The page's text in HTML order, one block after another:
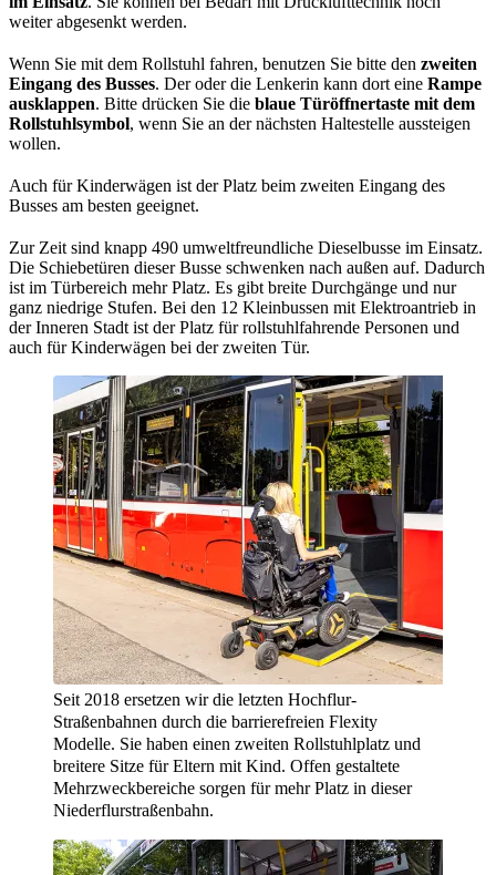
weiter abgesenkt werden.
Wenn Sie mit dem Rollstuhl fahren, benutzen Sie bitte den zweiten
Eingang des Busses. Der oder die Lenkerin kann dort eine Rampe
ausklappen. Bitte drücken Sie die blaue Türöffnertaste mit dem
Rollstuhlsymbol, wenn Sie an der nächsten Haltestelle aussteigen
wollen.
Auch für Kinderwägen ist der Platz beim zweiten Eingang des
Busses am besten geeignet.
Zur Zeit sind knapp 490 umweltfreundliche Dieselbusse im Einsatz.
Die Schiebetüren dieser Busse schwenken nach außen auf. Dadurch
ist im Türbereich mehr Platz. Es gibt breite Durchgänge und nur
ganz niedrige Stufen. Bei den 12 Kleinbussen mit Elektroantrieb in
der Inneren Stadt ist der Platz für rollstuhlfahrende Personen und
auch für Kinderwägen bei der zweiten Tür.
Seit 2018 ersetzen wir die letzten Hochflur-
Straßenbahnen durch die barrierefreien Flexity
Modelle. Sie haben einen zweiten Rollstuhlplatz und
breitere Sitze für Eltern mit Kind. Offen gestaltete
Mehrzweckbereiche sorgen für mehr Platz in dieser
Niederflurstraßenbahn.